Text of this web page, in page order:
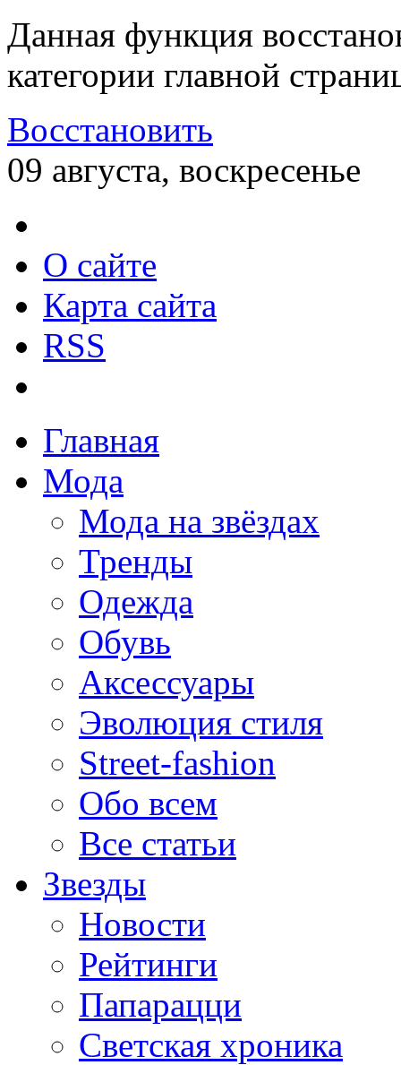
Данная функция
категории главной
Восстановить
09 августа, воскресенье
О сайте
Карта сайта
RSS
Главная
Мода
Мода на звёздах
Тренды
Одежда
Обувь
Аксессуары
Эволюция стиля
Street-fashion
Обо всем
Все статьи
Звезды
Новости
Рейтинги
Папарацци
Светская хроника